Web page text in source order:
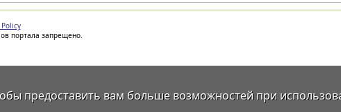
портала запрещено.
предоставить вам больше возможностей при